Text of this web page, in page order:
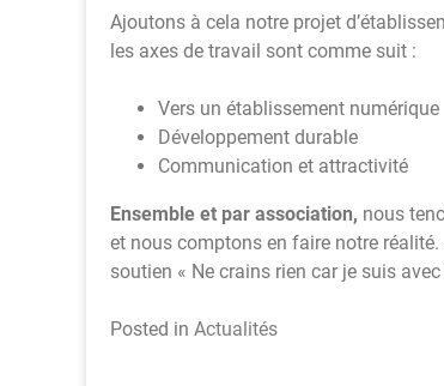
Ajoutons à cela notre projet
les axes de travail sont comme suit :
Vers un établissement numérique
Développement durable
Communication et attractivité
Ensemble et par association, nous
et nous comptons en faire notre
soutien « Ne crains rien car je suis avec
Posted in Actualités